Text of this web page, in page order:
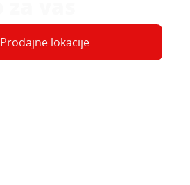
Prodajne lokacije